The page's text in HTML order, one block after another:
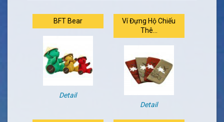
BFT Bear
Detail
Ví Đựng Hộ Chiếu
Thê...
Detail